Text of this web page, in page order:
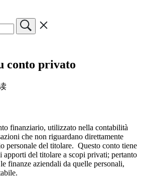
conto privato
finanziario, utilizzato nella contabilità
che non riguardano direttamente
personale del titolare. Questo conto tiene
apporti del titolare a scopi privati; pertanto
finanze aziendali da quelle personali,